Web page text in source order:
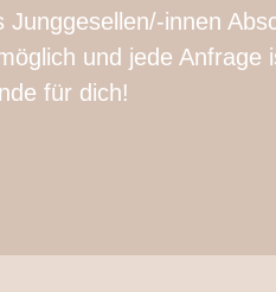
innen
und jede Anfrage
für dich!